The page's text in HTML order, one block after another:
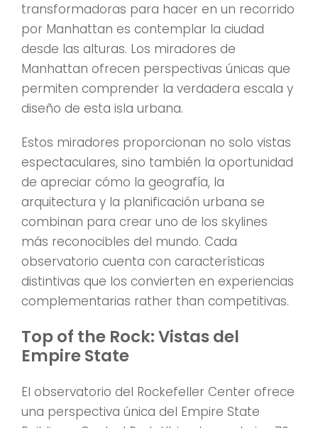
transformadoras para hacer en un recorrido
por Manhattan es contemplar la ciudad
desde las alturas. Los miradores de
Manhattan ofrecen perspectivas únicas que
permiten comprender la verdadera escala y
diseño de esta isla urbana.
Estos miradores proporcionan no solo vistas
espectaculares, sino también la oportunidad
de apreciar cómo la geografía, la
arquitectura y la planificación urbana se
combinan para crear uno de los skylines
más reconocibles del mundo. Cada
observatorio cuenta con características
distintivas que los convierten en experiencias
complementarias rather than competitivas.
Top of the Rock: Vistas del
Empire State
El observatorio del Rockefeller Center ofrece
una perspectiva única del Empire State